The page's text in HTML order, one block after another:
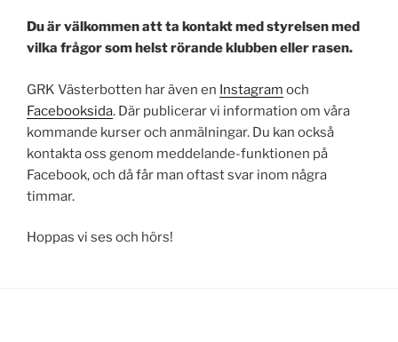
Du är välkommen att ta kontakt med styrelsen med
vilka frågor som helst rörande klubben eller rasen.
GRK Västerbotten har även en Instagram och
Facebooksida. Där publicerar vi information om våra
kommande kurser och anmälningar. Du kan också
kontakta oss genom meddelande-funktionen på
Facebook, och då får man oftast svar inom några
timmar.
Hoppas vi ses och hörs!